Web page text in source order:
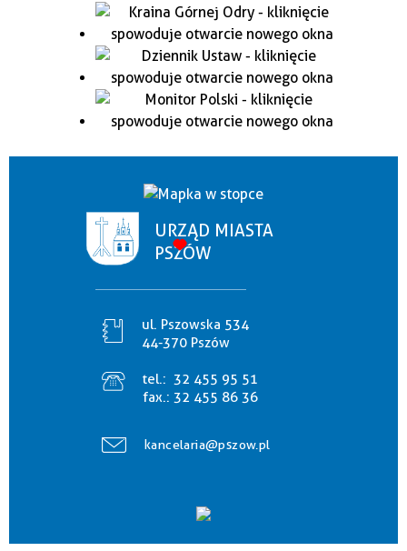
URZĄD MIASTA
PSZÓW
ul. Pszowska 534
44-370 Pszów
tel.: 32 455 95 51
fax.: 32 455 86 36
kancelaria@pszow.pl